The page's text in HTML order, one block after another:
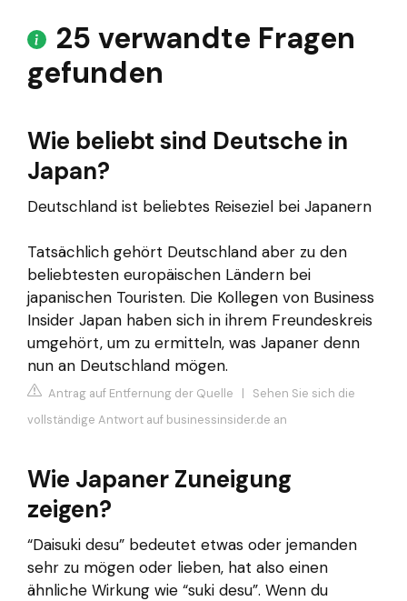
25 verwandte Fragen
gefunden
Wie beliebt sind Deutsche in
Japan?
Deutschland ist beliebtes Reiseziel bei Japanern
Tatsächlich gehört Deutschland aber zu den
beliebtesten europäischen Ländern bei
japanischen Touristen. Die Kollegen von Business
Insider Japan haben sich in ihrem Freundeskreis
umgehört, um zu ermitteln, was Japaner denn
nun an Deutschland mögen.
Antrag auf Entfernung der Quelle | Sehen Sie sich die
vollständige Antwort auf businessinsider.de an
Wie Japaner Zuneigung
zeigen?
“Daisuki desu” bedeutet etwas oder jemanden
sehr zu mögen oder lieben, hat also einen
ähnliche Wirkung wie “suki desu”. Wenn du